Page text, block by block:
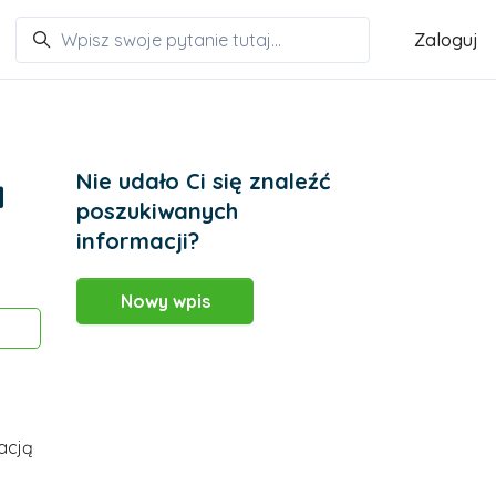
Zaloguj
Obserwowany przez 2 osób
Nie udało Ci się znaleźć
poszukiwanych
informacji?
Nowy wpis